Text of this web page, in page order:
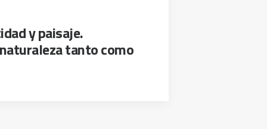
y paisaje.
tanto como